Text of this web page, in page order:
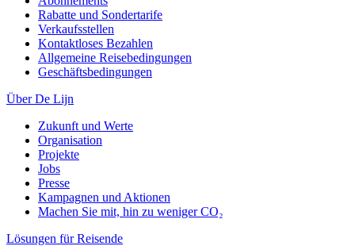
Rabatte und Sondertarife
Verkaufsstellen
Kontaktloses Bezahlen
Allgemeine Reisebedingungen
Geschäftsbedingungen
Über De Lijn
Zukunft und Werte
Organisation
Projekte
Jobs
Presse
Kampagnen und Aktionen
Machen Sie mit, hin zu weniger CO₂
Lösungen für Reisende